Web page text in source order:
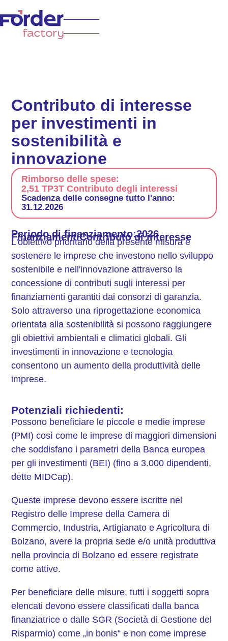
Contributo di interesse
per investimenti in
sostenibilità e
innovazione
Rimborso delle spese:
2,51 TP3T Contributo degli interessi
Scadenza delle consegne tutto l'anno:
31.12.2026
Periodo di finanziamento:2026
FinanziamentiContributo di interesse
L'obiettivo prioritario della presente misura è
sostenere le imprese che investono nello sviluppo
sostenibile e nell'innovazione attraverso la
concessione di contributi sugli interessi per
finanziamenti garantiti dai consorzi di garanzia.
Solo attraverso una riprogettazione economica
orientata alla sostenibilità si possono raggiungere
gli obiettivi ambientali e climatici globali. Gli
investimenti in innovazione e tecnologia
consentono un aumento della produttività delle
imprese.
Potenziali richiedenti:
Possono beneficiare le piccole e medie imprese
(PMI) così come le imprese di maggiori dimensioni
che soddisfano i parametri della Banca europea
per gli investimenti (BEI) (fino a 3.000 dipendenti,
dette MIDCap).
Queste imprese devono essere iscritte nel
Registro delle Imprese della Camera di
Commercio, Industria, Artigianato e Agricoltura di
Bolzano, avere la propria sede e/o unità produttiva
nella provincia di Bolzano ed essere registrate
come attive.
Per beneficiare delle misure, tutti i soggetti sopra
elencati devono essere classificati dalla banca
finanziatrice o dalle SGR (Società di Gestione del
Risparmio) come „in bonis“ e non come imprese